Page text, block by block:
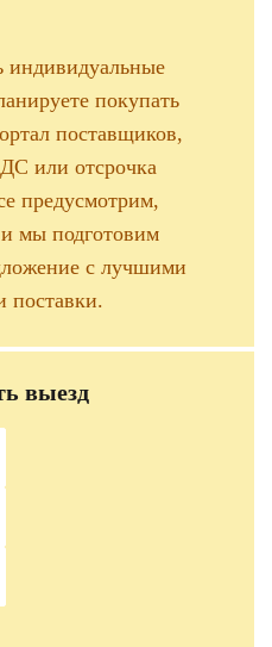
индивидуальные
покупать
поставщиков,
или отсрочка
предусмотрим,
и мы подготовим
с лучшими
поставки.
выезд